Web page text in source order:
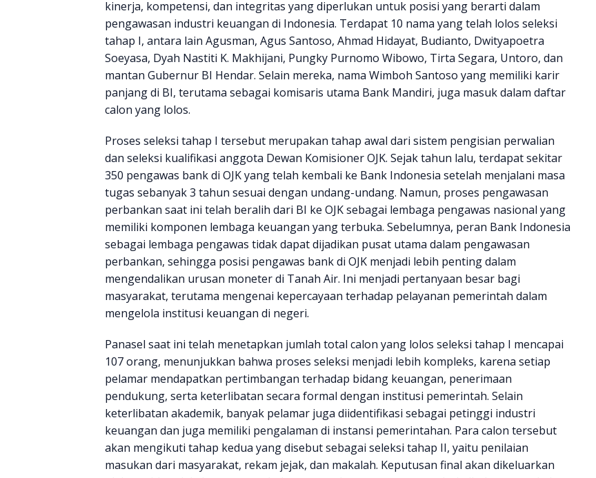
kinerja, kompetensi, dan integritas yang diperlukan untuk posisi yang berarti dalam
pengawasan industri keuangan di Indonesia. Terdapat 10 nama yang telah lolos seleksi
tahap I, antara lain Agusman, Agus Santoso, Ahmad Hidayat, Budianto, Dwityapoetra
Soeyasa, Dyah Nastiti K. Makhijani, Pungky Purnomo Wibowo, Tirta Segara, Untoro, dan
mantan Gubernur BI Hendar. Selain mereka, nama Wimboh Santoso yang memiliki karir
panjang di BI, terutama sebagai komisaris utama Bank Mandiri, juga masuk dalam daftar
calon yang lolos.
Proses seleksi tahap I tersebut merupakan tahap awal dari sistem pengisian perwalian
dan seleksi kualifikasi anggota Dewan Komisioner OJK. Sejak tahun lalu, terdapat sekitar
350 pengawas bank di OJK yang telah kembali ke Bank Indonesia setelah menjalani masa
tugas sebanyak 3 tahun sesuai dengan undang-undang. Namun, proses pengawasan
perbankan saat ini telah beralih dari BI ke OJK sebagai lembaga pengawas nasional yang
memiliki komponen lembaga keuangan yang terbuka. Sebelumnya, peran Bank Indonesia
sebagai lembaga pengawas tidak dapat dijadikan pusat utama dalam pengawasan
perbankan, sehingga posisi pengawas bank di OJK menjadi lebih penting dalam
mengendalikan urusan moneter di Tanah Air. Ini menjadi pertanyaan besar bagi
masyarakat, terutama mengenai kepercayaan terhadap pelayanan pemerintah dalam
mengelola institusi keuangan di negeri.
Panasel saat ini telah menetapkan jumlah total calon yang lolos seleksi tahap I mencapai
107 orang, menunjukkan bahwa proses seleksi menjadi lebih kompleks, karena setiap
pelamar mendapatkan pertimbangan terhadap bidang keuangan, penerimaan
pendukung, serta keterlibatan secara formal dengan institusi pemerintah. Selain
keterlibatan akademik, banyak pelamar juga diidentifikasi sebagai petinggi industri
keuangan dan juga memiliki pengalaman di instansi pemerintahan. Para calon tersebut
akan mengikuti tahap kedua yang disebut sebagai seleksi tahap II, yaitu penilaian
masukan dari masyarakat, rekam jejak, dan makalah. Keputusan final akan dikeluarkan